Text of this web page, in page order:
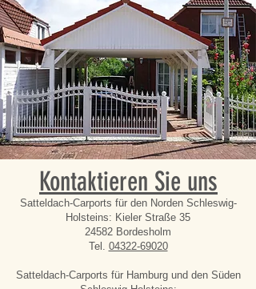
Kontaktieren Sie uns
Satteldach-Carports für den Norden Schleswig-
Holsteins: Kieler Straße 35
24582 Bordesholm
Tel. 04322-69020
Satteldach-Carports für Hamburg und den Süden